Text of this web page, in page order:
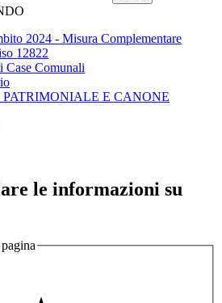
2024 - Misura Complementare
12822
Case Comunali
E CANONE
le informazioni su